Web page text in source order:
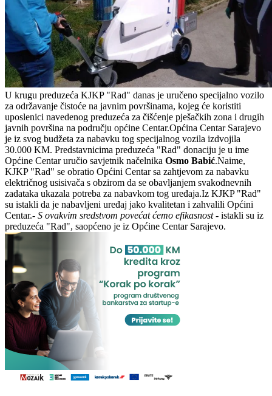
U krugu preduzeća KJKP "Rad" danas je uručeno specijalno vozilo
za održavanje čistoće na javnim površinama, kojeg će koristiti
uposlenici navedenog preduzeća za čišćenje pješačkih zona i drugih
javnih površina na području općine Centar.Općina Centar Sarajevo
je iz svog budžeta za nabavku tog specijalnog vozila izdvojila
30.000 KM. Predstavnicima preduzeća "Rad" donaciju je u ime
Općine Centar uručio savjetnik načelnika Osmo Babić.Naime,
KJKP "Rad" se obratio Općini Centar sa zahtjevom za nabavku
električnog usisivača s obzirom da se obavljanjem svakodnevnih
zadataka ukazala potreba za nabavkom tog uređaja.Iz KJKP "Rad"
su istakli da je nabavljeni uređaj jako kvalitetan i zahvalili Općini
Centar.- S ovakvim sredstvom povećat ćemo efikasnost- istakli su iz
preduzeća "Rad", saopćeno je iz Općine Centar Sarajevo.